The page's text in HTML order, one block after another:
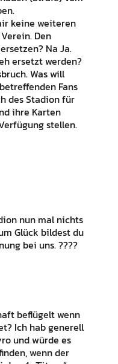
keine weiteren
Den
Na Ja.
ersetzt werden?
Was will
Fans
des Stadion für
ihre Karten
stellen.
nun mal nichts
Glück bildest du
bei uns. ????
beflügelt wenn
Ich hab generell
und würde es
wenn der